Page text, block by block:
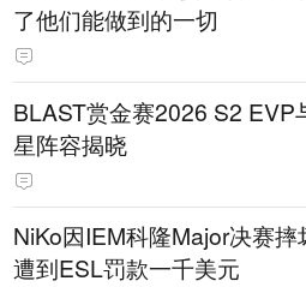
了他们能做到的一切
BLAST赏金赛2026 S2 EVP
星阵容揭晓
NiKo因IEM科隆Major决赛摔
遭到ESL罚款一千美元